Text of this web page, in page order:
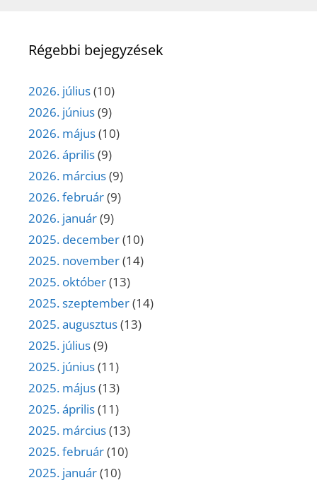
Régebbi bejegyzések
2026. július(10)
2026. június(9)
2026. május(10)
2026. április(9)
2026. március(9)
2026. február(9)
2026. január(9)
2025. december(10)
2025. november(14)
2025. október(13)
2025. szeptember(14)
2025. augusztus(13)
2025. július(9)
2025. június(11)
2025. május(13)
2025. április(11)
2025. március(13)
2025. február(10)
2025. január(10)